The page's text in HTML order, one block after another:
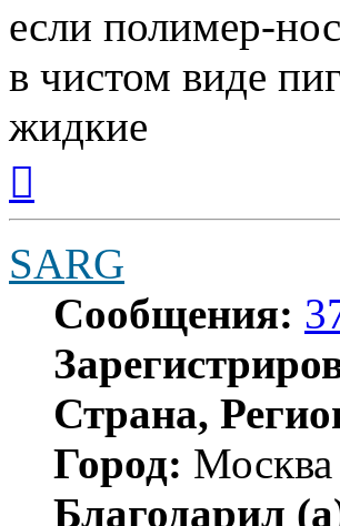
если полимер-
в чистом виде
жидкие
началу
SARG
Сообщения:
Страна,
Город: Москва
Благодарил